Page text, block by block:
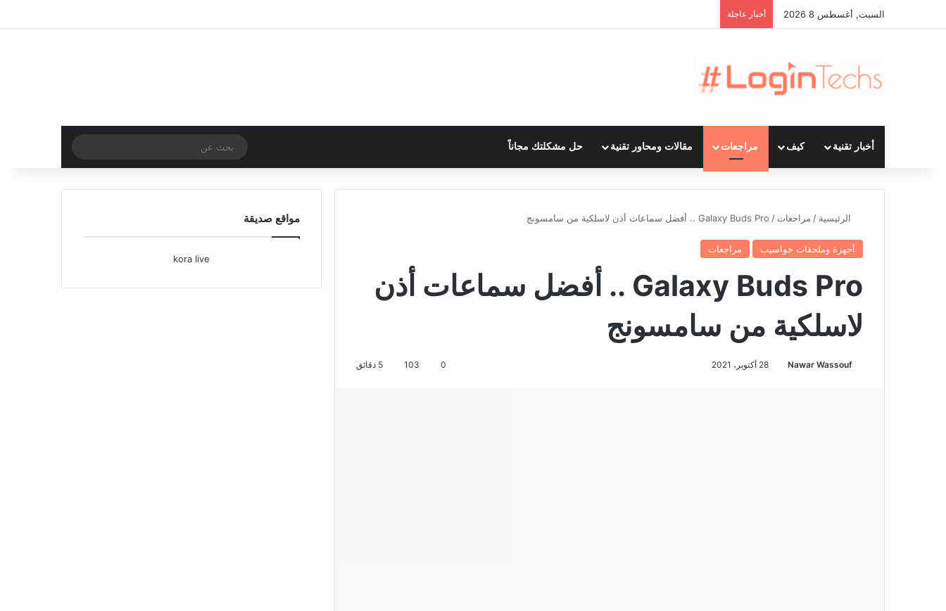
السبت, أغسطس 8 2026 أخبار عاجلة
أخبار تقنية كيف مراجعات مقالات ومحاور تقنية حل مشكلتك مجاناً
عن
الرئيسية / مراجعات / Galaxy Buds Pro .. أفضل سماعات أذن لاسلكية من سامسونج
أجهزة وملحقات حواسيب مراجعات
Galaxy Buds Pro .. أفضل سماعات أذن
لاسلكية من سامسونج
Nawar Wassouf 28 أكتوبر، 2021 0
103
مواقع صديقة
kora live